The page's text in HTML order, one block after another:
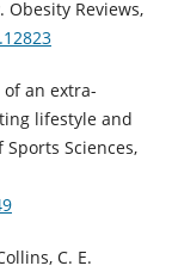
Reviews,
of an extra-
lifestyle and
Sciences,
C. E.